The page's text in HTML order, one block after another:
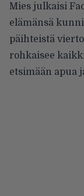
Mies julkaisi
elämänsä
päihteistä
rohkaisee
etsimään apua